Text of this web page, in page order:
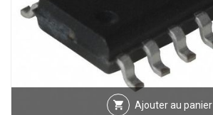
Ajouter au panier